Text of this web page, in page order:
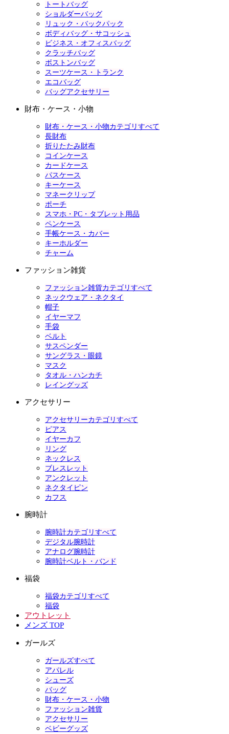
トートバッグ
ショルダーバッグ
リュック・バックパック
ボディバッグ・サコッシュ
ビジネス・オフィスバッグ
クラッチバッグ
ボストンバッグ
スーツケース・トランク
エコバッグ
バッグアクセサリー
財布・ケース・小物
財布・ケース・小物カテゴリすべて
長財布
折りたたみ財布
コインケース
カードケース
パスケース
キーケース
マネークリップ
ポーチ
スマホ・PC・タブレット用品
ペンケース
手帳ケース・カバー
キーホルダー
チャーム
ファッション雑貨
ファッション雑貨カテゴリすべて
ネックウェア・ネクタイ
帽子
イヤーマフ
手袋
ベルト
サスペンダー
サングラス・眼鏡
マスク
タオル・ハンカチ
レイングッズ
アクセサリー
アクセサリーカテゴリすべて
ピアス
イヤーカフ
リング
ネックレス
ブレスレット
アンクレット
ネクタイピン
カフス
腕時計
腕時計カテゴリすべて
デジタル腕時計
アナログ腕時計
腕時計ベルト・バンド
福袋
福袋カテゴリすべて
福袋
アウトレット
メンズ TOP
ガールズ
ガールズすべて
アパレル
シューズ
バッグ
財布・ケース・小物
ファッション雑貨
アクセサリー
ベビーグッズ